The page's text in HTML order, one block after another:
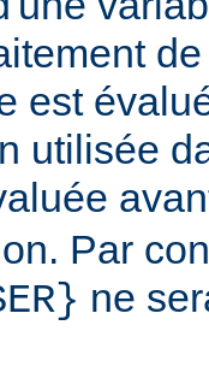
est
utilisée
Par
ne